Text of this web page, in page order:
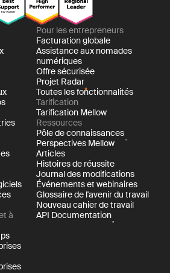
à
Pour les entrepreneurs
Facturation globale
Assistance aux nomades
numériques
Offre sécurisée
Projet Radar
Toutes les fonctionnalités
Tarification
Tarification Mellow
Ressources
Pôle de connaissances
Perspectives Mellow
Articles
Histoires de réussite
Journal des modifications
Événements et webinaires
Glossaire de l'avenir du travail
Nouveau cahier de travail
API Documentation